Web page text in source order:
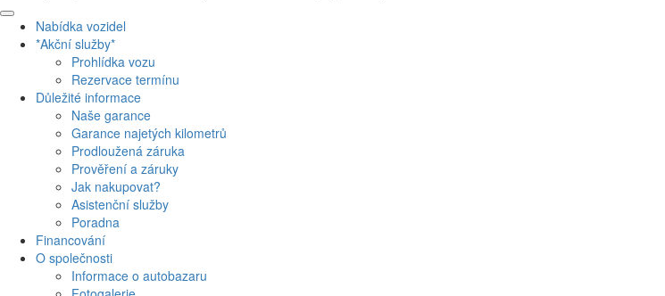
Nabídka vozidel
*Akční služby*
Prohlídka vozu
Rezervace termínu
Důležité informace
Naše garance
Garance najetých kilometrů
Prodloužená záruka
Prověření a záruky
Jak nakupovat?
Asistenční služby
Poradna
Financování
O společnosti
Informace o autobazaru